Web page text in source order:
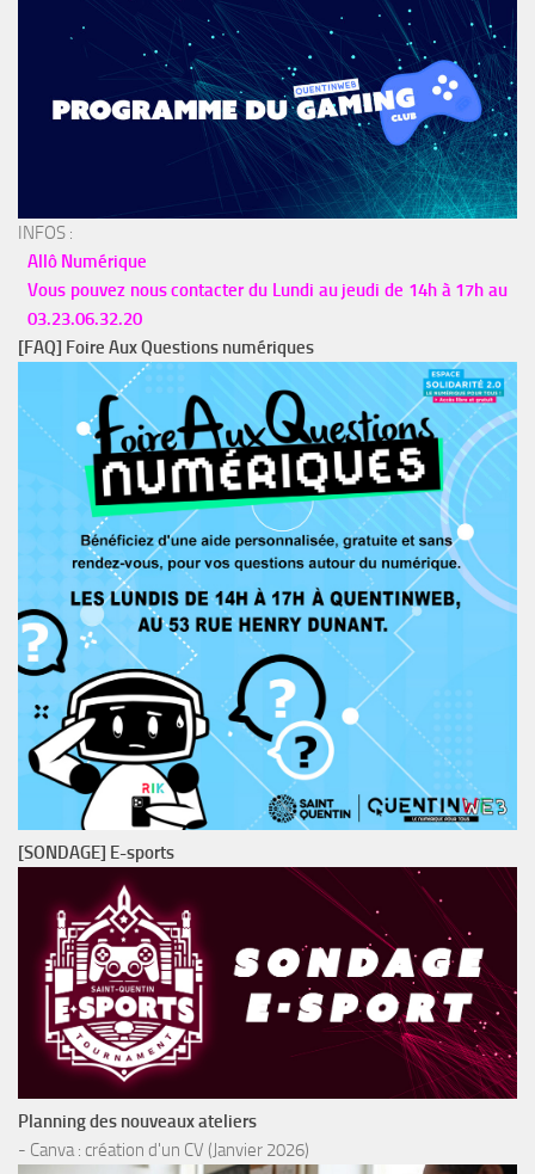
INFOS :
Allô Numérique
Vous pouvez nous contacter du Lundi au jeudi de 14h à 17h au
03.23.06.32.20
[FAQ] Foire Aux Questions numériques
[SONDAGE] E-sports
Planning des nouveaux ateliers
- Canva : création d'un CV (Janvier 2026)